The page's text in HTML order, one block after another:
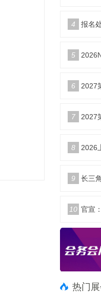
4 报名处
5
6 2027
7 2027第17
8 2026上
9 长三角
10 官宣：
热门